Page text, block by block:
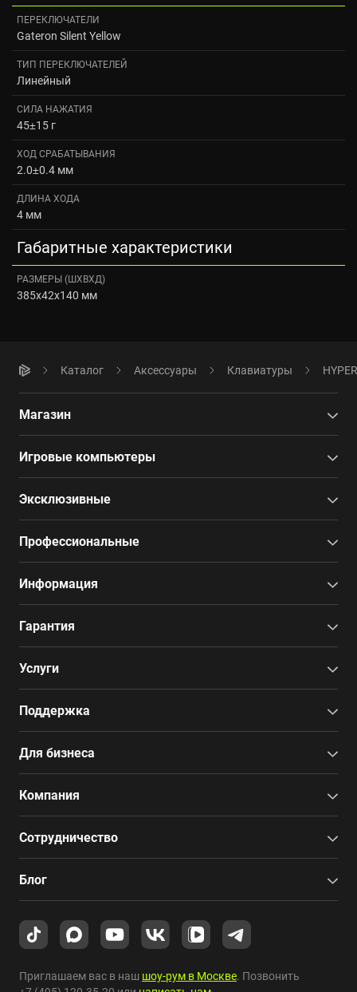
ПЕРЕКЛЮЧАТЕЛИ
Gateron Silent Yellow
ТИП ПЕРЕКЛЮЧАТЕЛЕЙ
Линейный
СИЛА НАЖАТИЯ
45±15 г
ХОД СРАБАТЫВАНИЯ
2.0±0.4 мм
ДЛИНА ХОДА
4 мм
Габаритные характеристики
РАЗМЕРЫ (ШXВXД)
385x42x140 мм
Каталог Аксессуары Клавиатуры
Магазин
Игровые компьютеры
Эксклюзивные
Профессиональные
Информация
Гарантия
Услуги
Поддержка
Для бизнеса
Компания
Сотрудничество
Блог
Приглашаем вас в наш шоу-рум в Москве. Позвонить